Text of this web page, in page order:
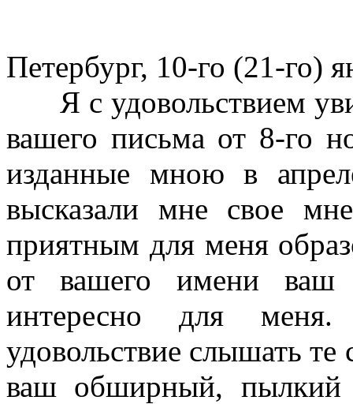
Петербург, 10-го (21-го)
Я с удовольствием
вашего письма от 8-го
изданные мною в
высказали мне свое
приятным для меня
от вашего имени ваш
интересно для меня.
удовольствие слышать
ваш обширный,